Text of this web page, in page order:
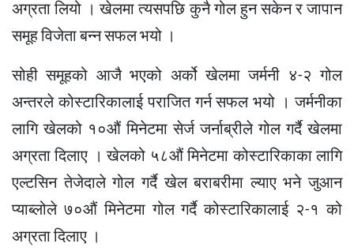
अग्रता लियो । खेलमा त्यसपछि कुनै गोल हुन सकेन र जापान
समूह विजेता बन्न सफल भयो ।
सोही समूहको आजै भएको अर्को खेलमा जर्मनी ४-२ गोल
अन्तरले कोस्टारिकालाई पराजित गर्न सफल भयो । जर्मनीका
लागि खेलको १०औं मिनेटमा सेर्ज जर्नाब्रीले गोल गर्दै खेलमा
अग्रता दिलाए । खेलको ५८औं मिनेटमा कोस्टारिकाका लागि
एल्टसिन तेजेदाले गोल गर्दै खेल बराबरीमा ल्याए भने जुआन
प्याब्लोले ७०औं मिनेटमा गोल गर्दै कोस्टारिकालाई २-१ को
अग्रता दिलाए ।